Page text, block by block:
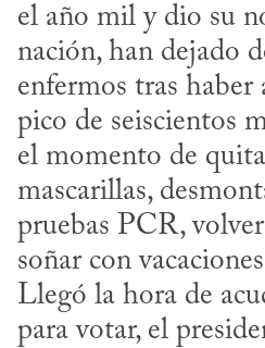
el año mil y dio su
nación, han dejado
enfermos tras haber
pico de seiscientos
el momento de
mascarillas,
pruebas PCR,
soñar con
Llegó la hora de
para votar, el